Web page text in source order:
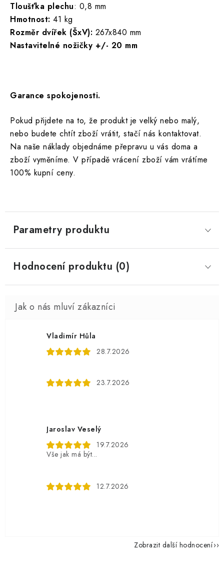
Tloušťka plechu: 0,8 mm
Hmotnost: 41 kg
Rozměr dvířek (ŠxV): 267x840 mm
Nastavitelné nožičky +/- 20 mm
Garance spokojenosti.
Pokud přijdete na to, že produkt je velký nebo malý,
nebo budete chtít zboží vrátit, stačí nás kontaktovat.
Na naše náklady objednáme přepravu u vás doma a
zboží vyměníme. V případě vrácení zboží vám vrátíme
100% kupní ceny.
Parametry produktu
Hodnocení produktu (0)
Vladimír Hůla
28.7.2026
23.7.2026
Jaroslav Veselý
19.7.2026
Vše jak má být...
12.7.2026
Zobrazit další hodnocení